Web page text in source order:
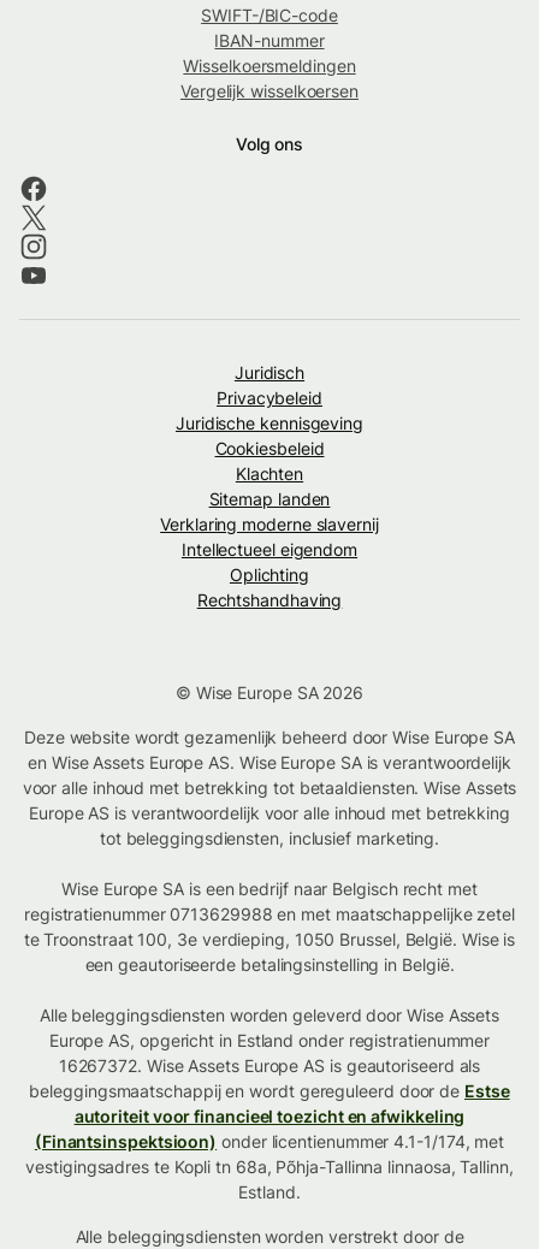
SWIFT-/BIC-code
IBAN-nummer
Wisselkoersmeldingen
Vergelijk wisselkoersen
Volg ons
Juridisch
Privacybeleid
Juridische kennisgeving
Cookiesbeleid
Klachten
Sitemap landen
Verklaring moderne slavernij
Intellectueel eigendom
Oplichting
Rechtshandhaving
© Wise Europe SA 2026
Deze website wordt gezamenlijk beheerd door Wise Europe SA
en Wise Assets Europe AS. Wise Europe SA is verantwoordelijk
voor alle inhoud met betrekking tot betaaldiensten. Wise Assets
Europe AS is verantwoordelijk voor alle inhoud met betrekking
tot beleggingsdiensten, inclusief marketing.
Wise Europe SA is een bedrijf naar Belgisch recht met
registratienummer 0713629988 en met maatschappelijke zetel
te Troonstraat 100, 3e verdieping, 1050 Brussel, België. Wise is
een geautoriseerde betalingsinstelling in België.
Alle beleggingsdiensten worden geleverd door Wise Assets
Europe AS, opgericht in Estland onder registratienummer
16267372. Wise Assets Europe AS is geautoriseerd als
beleggingsmaatschappij en wordt gereguleerd door de Estse
autoriteit voor financieel toezicht en afwikkeling
(Finantsinspektsioon) onder licentienummer 4.1-1/174, met
vestigingsadres te Kopli tn 68a, Põhja-Tallinna linnaosa, Tallinn,
Estland.
Alle beleggingsdiensten worden verstrekt door de